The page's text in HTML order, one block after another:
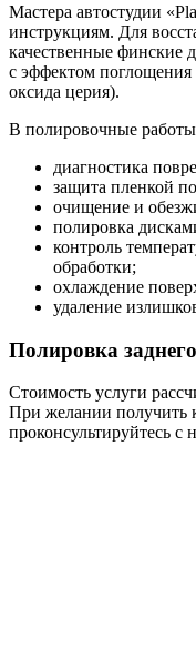
Мастера автостудии
инструкциям. Для
качественные финские
с эффектом поглощения
оксида церия).
В полировочные работы
диагностика
защита пленкой
очищение и
полировка
контроль
обработки;
охлаждение
удаление
Полировка
Стоимость услуги
При желании
проконсультируйтесь